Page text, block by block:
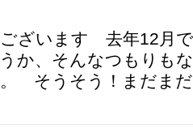
ざいます 去年12月
か、そんなつもりも
そうそう！まだま